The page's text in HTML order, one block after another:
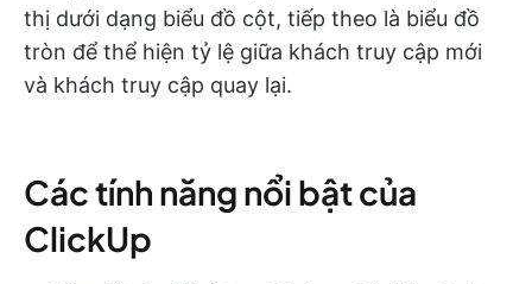
thị dưới dạng biểu đồ cột, tiếp theo là biểu đồ
tròn để thể hiện tỷ lệ giữa khách truy cập mới
và khách truy cập quay lại.
Các tính năng nổi bật của
ClickUp